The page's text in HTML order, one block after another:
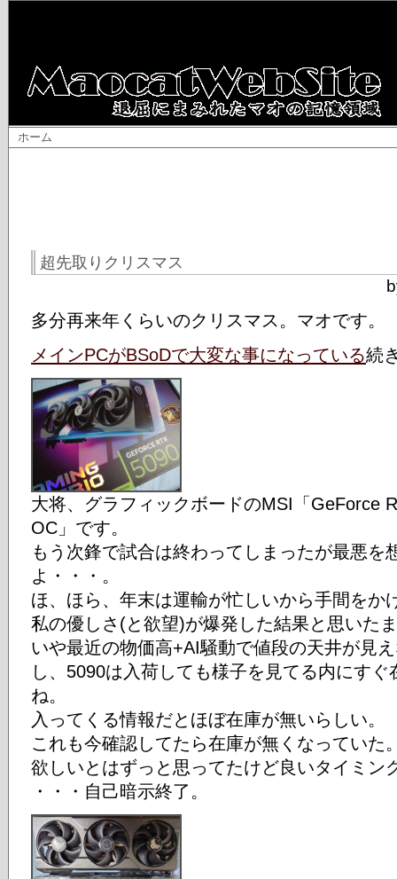
ホーム
超先取りクリスマス
多分再来年くらいのクリスマス。マオです。
メインPCがBSoDで大変な事になっている続
大将、グラフィックボードのMSI「GeForce
OC」です。
もう次鋒で試合は終わってしまったが最悪を
よ・・・。
ほ、ほら、年末は運輸が忙しいから手間をか
私の優しさ(と欲望)が爆発した結果と思いた
いや最近の物価高+AI騒動で値段の天井が見
し、5090は入荷しても様子を見てる内にす
ね。
入ってくる情報だとほぼ在庫が無いらしい。
これも今確認してたら在庫が無くなっていた
欲しいとはずっと思ってたけど良いタイミン
・・・自己暗示終了。